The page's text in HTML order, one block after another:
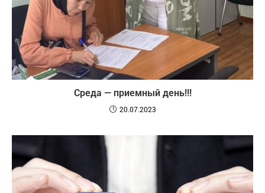
Среда — приемный день!!!
20.07.2023